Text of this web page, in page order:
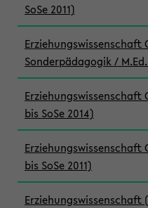
SoSe 2011)
Sonderpädagogik /
Erziehungswissenschaft
bis SoSe 2014)
Erziehungswissenschaft
bis SoSe 2011)